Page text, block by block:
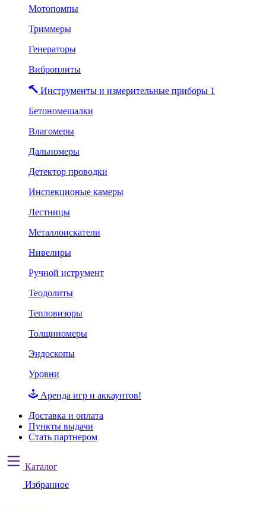
Мотопомпы
Триммеры
Генераторы
Виброплиты
Инструменты и измерительные приборы 1
Бетономешалки
Влагомеры
Дальномеры
Детектор проводки
Инспекционые камеры
Лестницы
Металлоискатели
Нивелиры
Ручной иструмент
Теодолиты
Тепловизоры
Толщиномеры
Эндоскопы
Уровни
Аренда игр и аккаунтов!
Доставка и оплата
Пункты выдачи
Стать партнером
Каталог
Избранное